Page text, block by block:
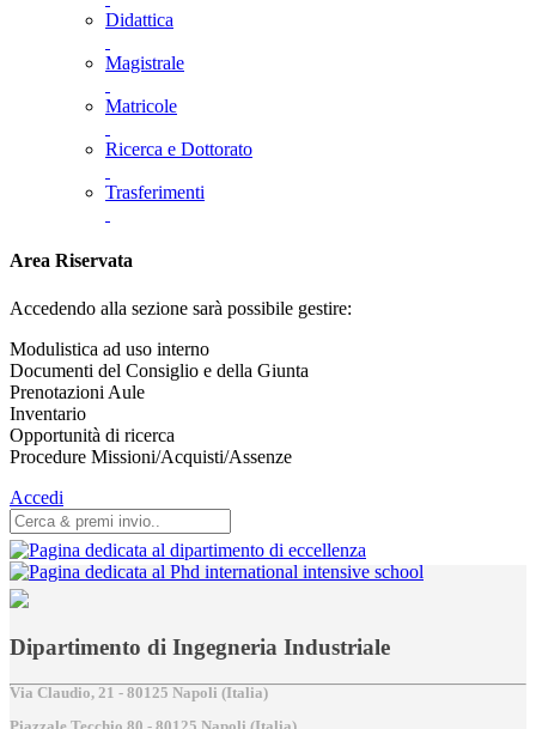
Didattica
Magistrale
Matricole
Ricerca e Dottorato
Trasferimenti
Area Riservata
Accedendo alla sezione sarà possibile gestire:
Modulistica ad uso interno
Documenti del Consiglio e della Giunta
Prenotazioni Aule
Inventario
Opportunità di ricerca
Procedure Missioni/Acquisti/Assenze
Accedi
Dipartimento di Ingegneria Industriale
Via Claudio, 21 - 80125 Napoli (Italia)